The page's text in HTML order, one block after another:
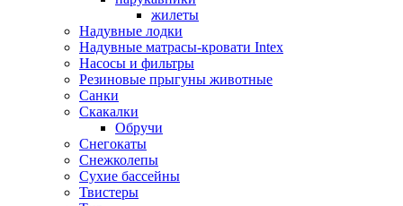
жилеты
Надувные лодки
Надувные матрасы-кровати Intex
Насосы и фильтры
Резиновые прыгуны животные
Санки
Скакалки
Обручи
Снегокаты
Снежколепы
Сухие бассейны
Твистеры